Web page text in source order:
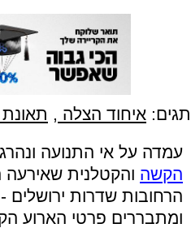
תגים: איחוד הצלה ,
עמדה על אי התנועה
הקשה והקטלנית
הרחובות שדרות ירושלים
ומתבררים פרטי הארוע